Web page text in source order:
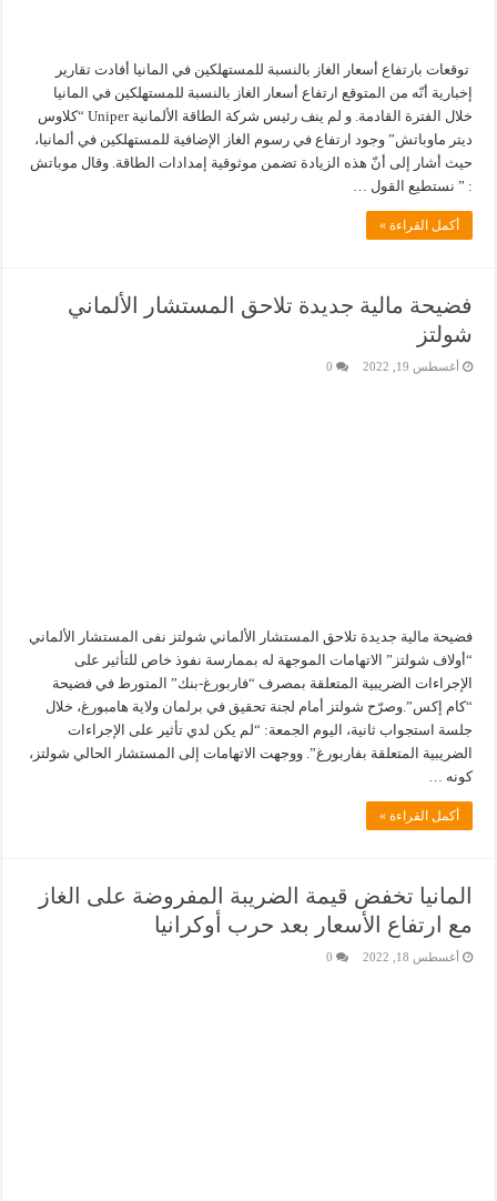
توقعات بارتفاع أسعار الغاز بالنسبة للمستهلكين في المانيا أفادت تقارير
إخبارية أنّه من المتوقع ارتفاع أسعار الغاز بالنسبة للمستهلكين في المانيا
خلال الفترة القادمة. و لم ينف رئيس شركة الطاقة الألمانية Uniper “كلاوس
ديتر ماوباتش” وجود ارتفاع في رسوم الغاز الإضافية للمستهلكين في ألمانيا،
حيث أشار إلى أنّ هذه الزيادة تضمن موثوقية إمدادات الطاقة. وقال موباتش
: ” نستطيع القول …
أكمل القراءة »
فضيحة مالية جديدة تلاحق المستشار الألماني
شولتز
أغسطس 19, 2022 0
فضيحة مالية جديدة تلاحق المستشار الألماني شولتز نفى المستشار الألماني
“أولاف شولتز” الاتهامات الموجهة له بممارسة نفوذ خاص للتأثير على
الإجراءات الضريبية المتعلقة بمصرف “فاربورغ-بنك” المتورط في فضيحة
“كام إكس”.وصرّح شولتز أمام لجنة تحقيق في برلمان ولاية هامبورغ، خلال
جلسة استجواب ثانية، اليوم الجمعة: “لم يكن لدي تأثير على الإجراءات
الضريبية المتعلقة بفاربورغ”. ووجهت الاتهامات إلى المستشار الحالي شولتز،
كونه …
أكمل القراءة »
المانيا تخفض قيمة الضريبة المفروضة على الغاز
مع ارتفاع الأسعار بعد حرب أوكرانيا
أغسطس 18, 2022 0